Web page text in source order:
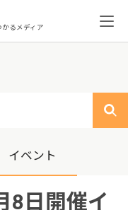
かるメディア
イベント
8日開催イ